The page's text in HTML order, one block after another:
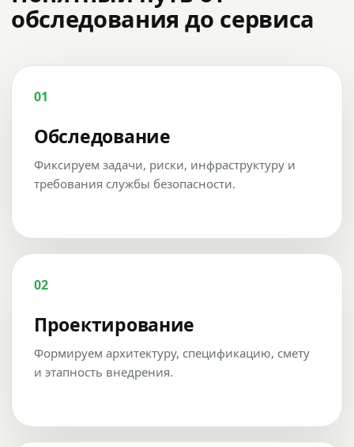
обследования до сервиса
01
Обследование
Фиксируем задачи, риски, инфраструктуру и
требования службы безопасности.
02
Проектирование
Формируем архитектуру, спецификацию, смету
и этапность внедрения.